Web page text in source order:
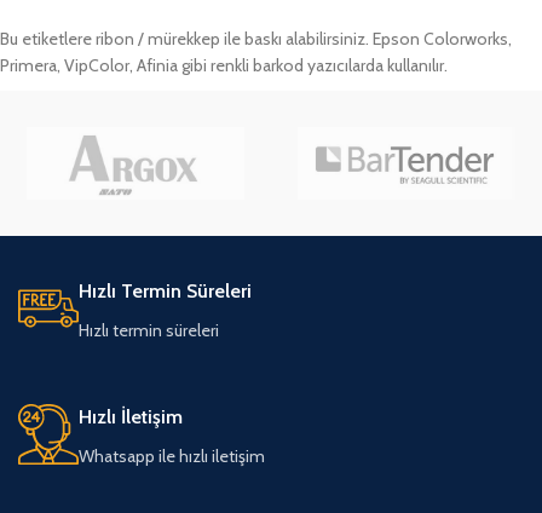
Bu etiketlere ribon / mürekkep ile baskı alabilirsiniz. Epson Colorworks,
Primera, VipColor, Afinia gibi renkli barkod yazıcılarda kullanılır.
Hızlı Termin Süreleri
Hızlı termin süreleri
Hızlı İletişim
Whatsapp ile hızlı iletişim